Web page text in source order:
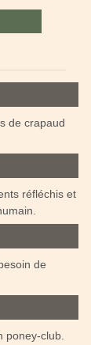
de crapaud
réfléchis et
de
poney-club.